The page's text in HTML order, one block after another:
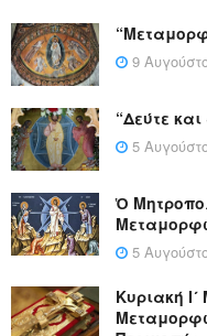
9
“Δεύτε
5
Ὁ
5
Κυριακή